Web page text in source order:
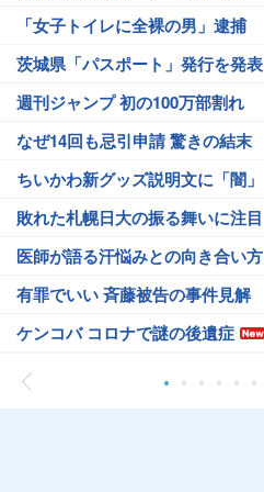
「女子トイレに全裸の男」逮捕
茨城県「パスポート」発行を発表
週刊ジャンプ 初の100万部割れ
なぜ14回も忌引申請 驚きの結末
ちいかわ新グッズ説明文に「闇」
敗れた札幌日大の振る舞いに注目
医師が語る汗悩みとの向き合い方
有罪でいい 斉藤被告の事件見解
ケンコバ コロナで謎の後遺症